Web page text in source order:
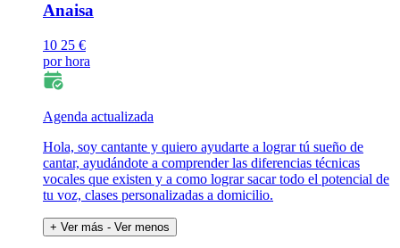
Anaisa
10 25 €
por hora
Agenda actualizada
Hola, soy cantante y quiero ayudarte a lograr tú sueño de
cantar, ayudándote a comprender las diferencias técnicas
vocales que existen y a como lograr sacar todo el potencial de
tu voz, clases personalizadas a domicilio.
+ Ver más - Ver menos